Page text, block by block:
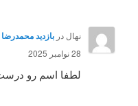
نهال در بازدید محمدرضا
28 نوامبر 2025
لطفا اسم رو